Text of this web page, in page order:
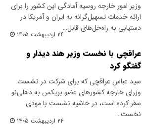
وزیر امور خارجه روسیه آمادگی این کشور را برای
ارائه خدمات تسهیل‌گرانه به ایران و آمریکا در
دستیابی به راه‌حل‌های قابل…
۲۴ اردیبهشت ۱۴۰۵
عراقچی با نخست وزیر هند دیدار و
گفتگو کرد
سید عباس عراقچی که برای شرکت در نشست
وزرای خارجه کشورهای عضو بریکس به دهلی‌نو
سفر کرده است، در حاشیه نشست با مودی
نخست…
۲۴ اردیبهشت ۱۴۰۵